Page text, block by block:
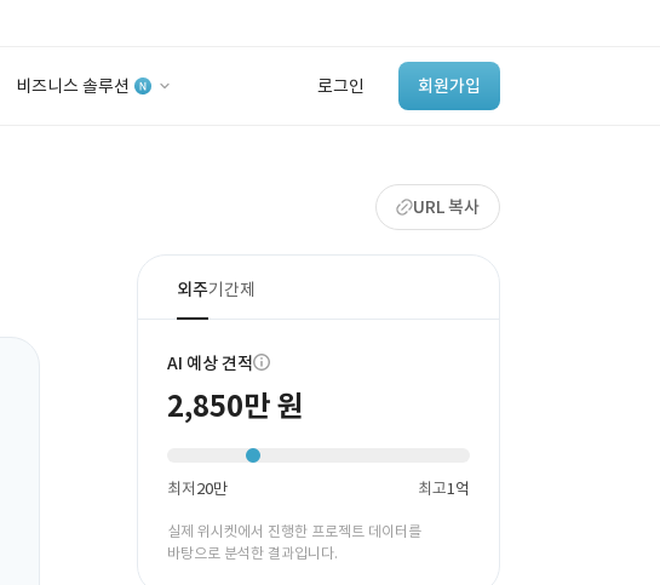
비즈니스 솔루션 로그인 회원가입
‘이런 거’ 만들어본
개발 회사 있어?
바로가기
URL 복사
외주기간제
AI 예상 견적
2,850만 원
최저20만 최고1억
실제 위시켓에서 진행한 프로젝트 데이터를
바탕으로 분석한 결과입니다.